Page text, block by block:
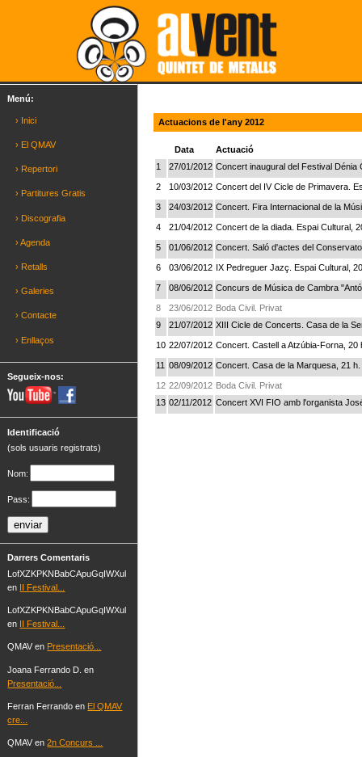
Menú:
› Inici
› El QMAV
› Repertori
› Partitures Gratis
› Discografia
› Agenda
› Retalls
› Galeries
› Contacte
› Enllaços
Segueix-nos:
Identificació
(sols usuaris registrats)
Nom:
Pass:
Darrers Comentaris
LofXZKPKNBabCApuGqIWXul
en II Festival...
LofXZKPKNBabCApuGqIWXul
en II Festival...
QMAV en Presentació...
Joana Ferrando D. en
Presentació...
Ferran Ferrando en El QMAV
cre...
QMAV en2n Concurs ...
Actuacions de l'any 2012
Data
Actuació
1
27/01/2012 Concert inaugural del Festival
2 10/03/2012 Concert del IV Cicle de Primavera.
3 24/03/2012 Concert. Fira Internacional de la
4 21/04/2012 Concert de la diada. Espai Cultural,
5 01/06/2012 Concert. Saló d'actes del
6 03/06/2012 IX Pedreguer Jazç. Espai Cultural,
7 08/06/2012 Concurs de Música de Cambra
8 23/06/2012 Boda Civil. Privat
9
21/07/2012 XIII Cicle de Concerts. Casa de la
10 22/07/2012 Concert. Castell a Atzúbia-Forna, 20
11 08/09/2012 Concert. Casa de la Marquesa, 21
12 22/09/2012 Boda Civil. Privat
13 02/11/2012 Concert XVI FIO amb l'organista